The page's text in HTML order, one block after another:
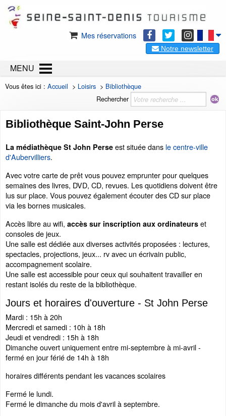
Mes réservations
Notre newsletter
MENU
Vous êtes ici : Accueil > Loisirs > Bibliothèque
Rechercher
Bibliothèque Saint-John Perse
La médiathèque St John Perse est située dans le centre-ville
d'Aubervilliers.
Avec votre carte de prêt vous pouvez emprunter pour quelques
semaines des livres, DVD, CD, revues. Les quotidiens doivent être
lus sur place. Vous pouvez également écouter des CD sur place
via les bornes musicales.
Accès libre au wifi, accès sur inscription aux ordinateurs et
consoles de jeux.
Une salle est dédiée aux diverses activités proposées : lectures,
spectacles, projections, jeux... rv avec un écrivain public,
accompagnement scolaire.
Une salle est accessible pour ceux qui souhaitent travailler en
restant isolés du reste de la bibliothèque.
Jours et horaires d'ouverture - St John Perse
Mardi : 15h à 20h
Mercredi et samedi : 10h à 18h
Jeudi et vendredi : 15h à 18h
Dimanche ouvert uniquement entre mi-septembre à mi-avril -
fermé en jour férié de 14h à 18h
horaires différents pendant les vacances scolaires
Fermé le lundi.
Fermé le dimanche du mois d'avril à septembre.